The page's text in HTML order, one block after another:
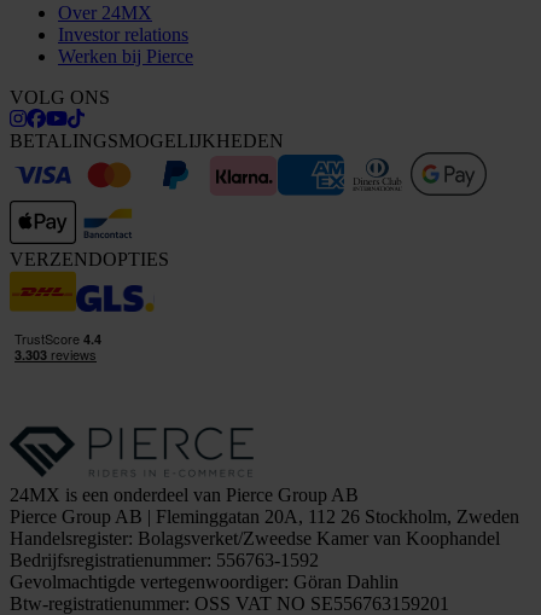
Over 24MX
Investor relations
Werken bij Pierce
VOLG ONS
BETALINGSMOGELIJKHEDEN
VERZENDOPTIES
24MX is een onderdeel van Pierce Group AB
Pierce Group AB | Fleminggatan 20A, 112 26 Stockholm, Zweden
Handelsregister: Bolagsverket/Zweedse Kamer van Koophandel
Bedrijfsregistratienummer: 556763-1592
Gevolmachtigde vertegenwoordiger: Göran Dahlin
Btw-registratienummer: OSS VAT NO SE556763159201